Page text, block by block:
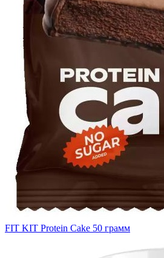
FIT KIT Protein Cake 50 грамм